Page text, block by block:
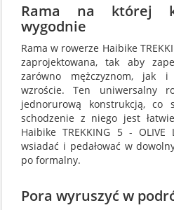
Rama na której
wygodnie
Rama w rowerze Haibike
zaprojektowana, tak aby
zarówno mężczyznom, jak
wzroście. Ten uniwersalny
jednorurową konstrukcją, co
schodzenie z niego jest
Haibike TREKKING 5 - OLIVE
wsiadać i pedałować w
po formalny.
Pora wyruszyć w